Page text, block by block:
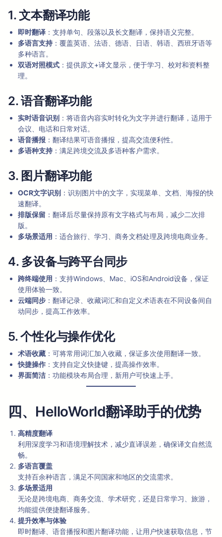
1. 文本翻译功能
即时翻译 ：支持单句、段落以及长文翻译，保持语义完整。
多语言支持 ：覆盖英语、法语、德语、日语、韩语、西班牙语等
多种语言。
双语对照模式 ：提供原文+译文显示，便于学习、校对和资料整
理。
2. 语音翻译功能
实时语音识别 ：将语音内容实时转化为文字并进行翻译，适用于
会议、电话和日常对话。
语音播报 ：翻译结果可语音播报，提高交流便利性。
多语种支持 ：满足跨境交流及多语种客户需求。
3. 图片翻译功能
OCR文字识别 ：识别图片中的文字，实现菜单、文档、海报的快
速翻译。
排版保留 ：翻译后尽量保持原有文字格式与布局，减少二次排
版。
多场景适用 ：适合旅行、学习、商务文档处理及跨境电商业务。
4. 多设备与跨平台同步
跨终端使用 ：支持Windows、Mac、iOS和Android设备，保证
使用体验一致。
云端同步 ：翻译记录、收藏词汇和自定义术语表在不同设备间自
动同步，提高工作效率。
5. 个性化与操作优化
术语收藏 ：可将常用词汇加入收藏，保证多次使用翻译一致。
快捷操作 ：支持自定义快捷键，提高操作效率。
界面简洁 ：功能模块布局合理，新用户可快速上手。
四、HelloWorld翻译助手的优势
高精度翻译
利用深度学习和语境理解技术，减少直译误差，确保译文自然流
畅。
多语言覆盖
支持百余种语言，满足不同国家和地区的交流需求。
多场景适用
无论是跨境电商、商务交流、学术研究，还是日常学习、旅游，
均能提供便捷翻译服务。
提升效率与体验
即时翻译、语音播报和图片翻译功能，让用户快速获取信息，节